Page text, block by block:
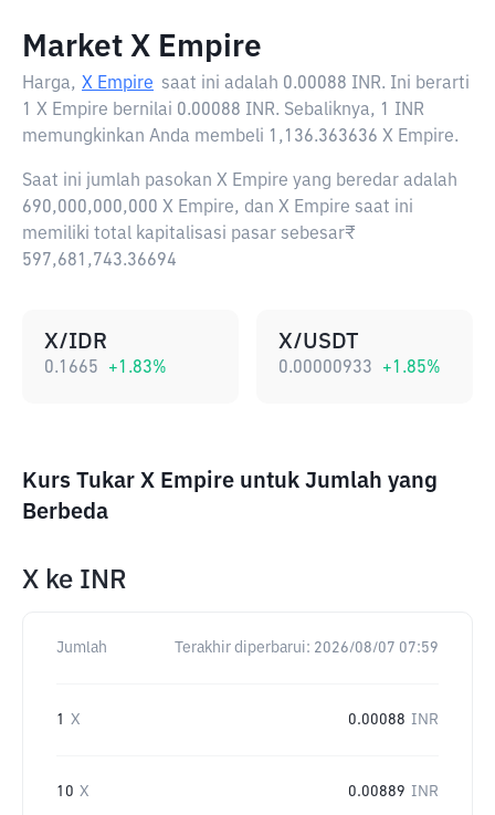
Market X Empire
Harga, X Empire saat ini adalah 0.00088 INR. Ini berarti
1 X Empire bernilai 0.00088 INR. Sebaliknya, 1 INR
memungkinkan Anda membeli 1,136.363636 X Empire.
Saat ini jumlah pasokan X Empire yang beredar adalah
690,000,000,000 X Empire, dan X Empire saat ini
memiliki total kapitalisasi pasar sebesar₹
597,681,743.36694
X/IDR
0.1665 +1.83%
X/USDT
0.00000933 +1.85%
Kurs Tukar X Empire untuk Jumlah yang
Berbeda
X ke INR
Jumlah Terakhir diperbarui: 2026/08/07 07:59
1 X 0.00088 INR
10 X 0.00889 INR